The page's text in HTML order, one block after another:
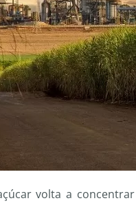
volta a